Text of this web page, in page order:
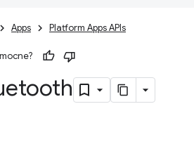
Apps Platform Apps APIs